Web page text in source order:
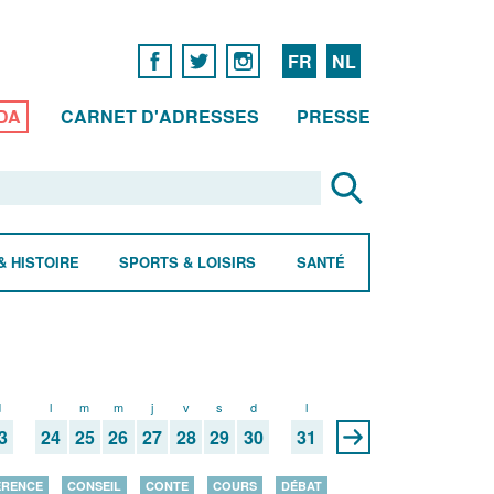
FR NL
CARNET D'ADRESSES PRESSE
HISTOIRE SPORTS & LOISIRS SANTÉ
l
24
m
25
m
26
j
27
v
28
s
29
d
30
l
31
CONSEIL CONTE COURS
DÉBAT